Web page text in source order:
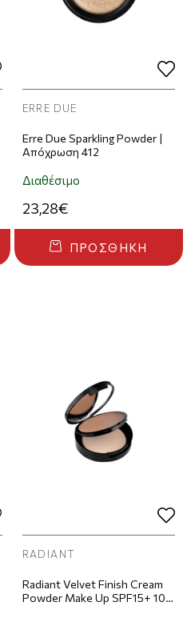
ERRE DUE
Erre Due Sparkling Powder |
Απόχρωση 412
Διαθέσιμο
23,28€
ΠΡΟΣΘΉΚΗ
RADIANT
Radiant Velvet Finish Cream
Powder Make Up SPF15+ 10gr